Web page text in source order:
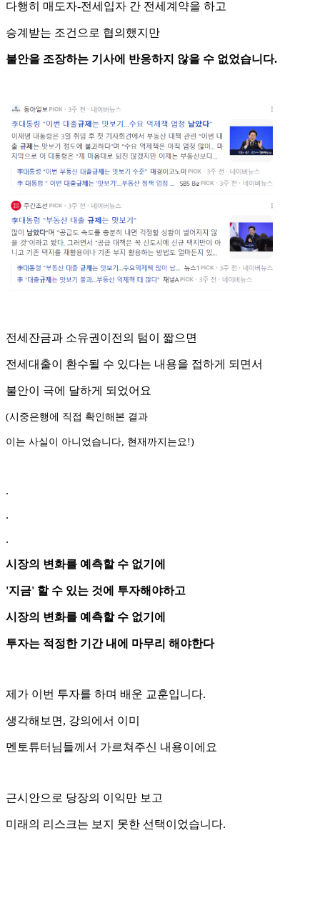
다행히 매도자-전세입자 간 전세계약을 하고
승계받는 조건으로 협의했지만
불안을 조장하는 기사에 반응하지 않을 수 없었습니다.
전세잔금과 소유권이전의 텀이 짧으면
전세대출이 환수될 수 있다는 내용을 접하게 되면서
불안이 극에 달하게 되었어요
(시중은행에 직접 확인해본 결과
이는 사실이 아니었습니다, 현재까지는요!)
.
.
.
시장의 변화를 예측할 수 없기에
'지금' 할 수 있는 것에 투자해야하고
시장의 변화를 예측할 수 없기에
투자는 적정한 기간 내에 마무리 해야한다
제가 이번 투자를 하며 배운 교훈입니다.
생각해보면, 강의에서 이미
멘토튜터님들께서 가르쳐주신 내용이에요
근시안으로 당장의 이익만 보고
미래의 리스크는 보지 못한 선택이었습니다.